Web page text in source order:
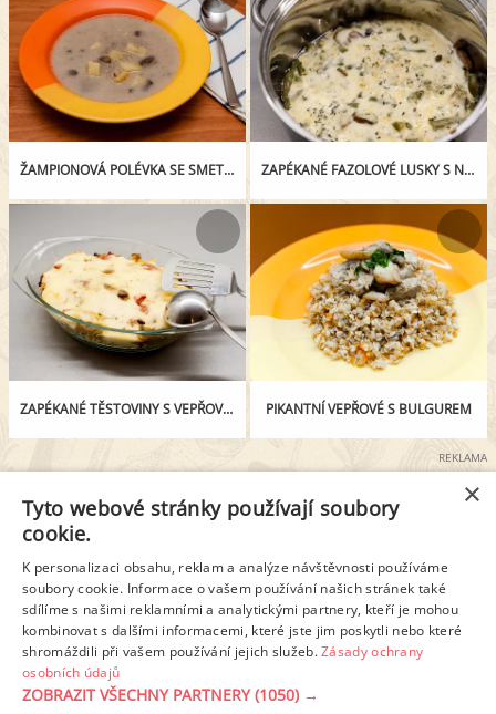
ŽAMPIONOVÁ POLÉVKA SE SMETANOU ZAPÉKANÉ FAZOLOVÉ LUSKY S NIVOU
ZAPÉKANÉ TĚSTOVINY S VEPŘOVÝM MASEM A OLIVAMI PIKANTNÍ VEPŘOVÉ S BULGUREM
REKLAMA
×
Tyto webové stránky používají soubory
cookie.
K personalizaci obsahu, reklam a analýze návštěvnosti používáme
soubory cookie. Informace o vašem používání našich stránek také
sdílíme s našimi reklamními a analytickými partnery, kteří je mohou
kombinovat s dalšími informacemi, které jste jim poskytli nebo které
shromáždili při vašem používání jejich služeb.Zásady ochrany
osobních údajů
ZOBRAZIT VŠECHNY PARTNERY(1050) →